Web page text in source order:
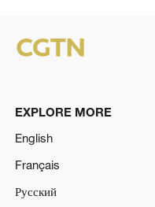
EXPLORE MORE
English
Français
Русский